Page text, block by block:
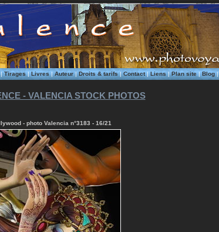
Tirages|Livres|Auteur|Droits & tarifs|Contact|Liens|Plan site|Blog|
- VALENCIA STOCK PHOTOS
- photo Valencia n°3183 - 16/21